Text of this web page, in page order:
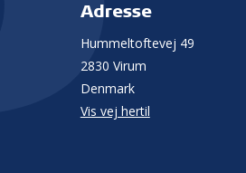
Adresse
Hummeltoftevej 49
2830 Virum
Denmark
Vis vej hertil